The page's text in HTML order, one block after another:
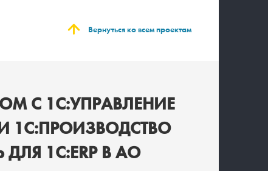
Вернуться ко всем проектам
С 1С:УПРАВЛЕНИЕ
1С:ПРОИЗВОДСТВО
1С:ERP В АО